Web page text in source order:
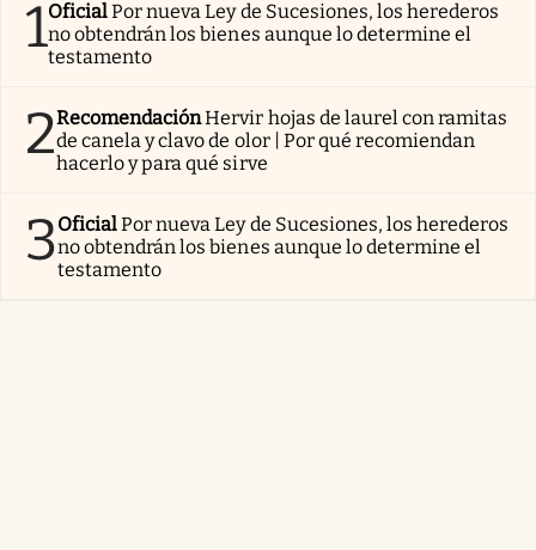
1OficialPor nueva Ley de Sucesiones, los herederos
no obtendrán los bienes aunque lo determine el
testamento
2RecomendaciónHervir hojas de laurel con ramitas
de canela y clavo de olor | Por qué recomiendan
hacerlo y para qué sirve
3OficialPor nueva Ley de Sucesiones, los herederos
no obtendrán los bienes aunque lo determine el
testamento